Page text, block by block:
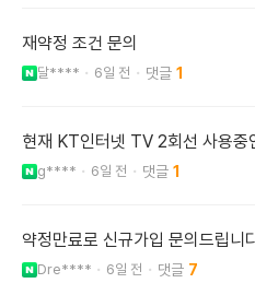
재약정 조건 문의
달**** 6일 전 1
현재 KT인터넷 TV 2회선 사용중
g**** 6일 전 1
약정만료로 신규가입 문의드립니
Dre**** 6일 전 7